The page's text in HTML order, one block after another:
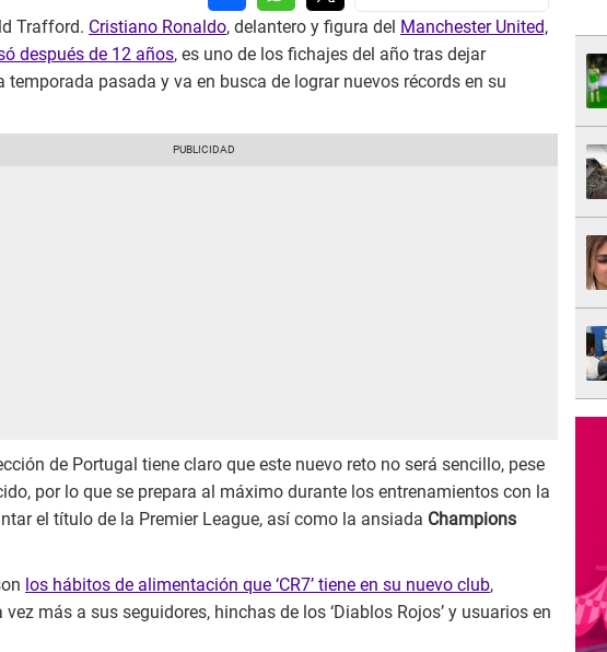
Trafford. Cristiano Ronaldo, delantero y figura del Manchester United,
después de 12 años, es uno de los fichajes del año tras dejar
temporada pasada y va en busca de lograr nuevos récords en su
de Portugal tiene claro que este nuevo reto no será sencillo, pese
por lo que se prepara al máximo durante los entrenamientos con la
el título de la Premier League, así como la ansiada Champions
los hábitos de alimentación que ‘CR7’ tiene en su nuevo club,
más a sus seguidores, hinchas de los ‘Diablos Rojos’ y usuarios en